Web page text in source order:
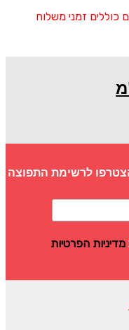
כוללים זמני משלוח
לרשימת התפוצה
מדיניות הפרטיות